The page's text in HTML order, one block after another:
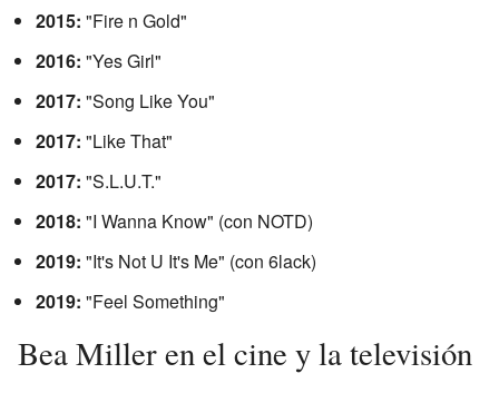
2015: "Fire n Gold"
2016: "Yes Girl"
2017: "Song Like You"
2017: "Like That"
2017: "S.L.U.T."
2018: "I Wanna Know" (con NOTD)
2019: "It's Not U It's Me" (con 6lack)
2019: "Feel Something"
Bea Miller en el cine y la televisión